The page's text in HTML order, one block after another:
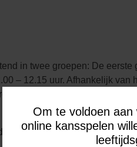
Om te voldoen
online kansspelen
in twee groepen: De eerste
– 12.15 uur. Afhankelijk van
De exacte
bevat: